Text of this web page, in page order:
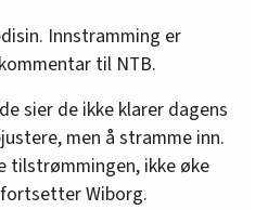
Innstramming er
til NTB.
sier de ikke klarer dagens
men å stramme inn.
tilstrømmingen, ikke øke
Wiborg.